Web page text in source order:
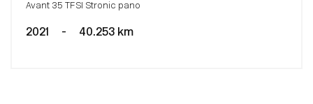
Avant 35 TFSI Stronic pano
2021 - 40.253 km